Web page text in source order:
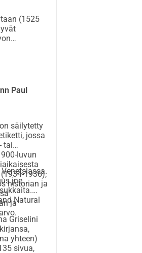
(1525
Paul
säilytetty
jossa
tai
luvun
1936),
historian ja
ja
jne.
Natural
Griselini
yhteen)
sivua,